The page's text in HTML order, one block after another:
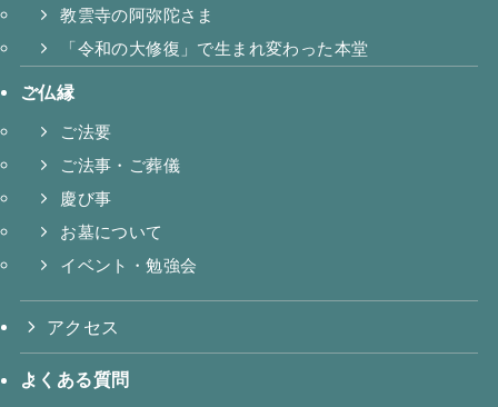
教雲寺の阿弥陀さま
「令和の大修復」で生まれ変わった本堂
ご仏縁
ご法要
ご法事・ご葬儀
慶び事
お墓について
イベント・勉強会
アクセス
よくある質問